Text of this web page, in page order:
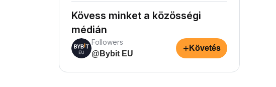
Kövess minket a közösségi
médián
Followers
@Bybit EU
+ Követés